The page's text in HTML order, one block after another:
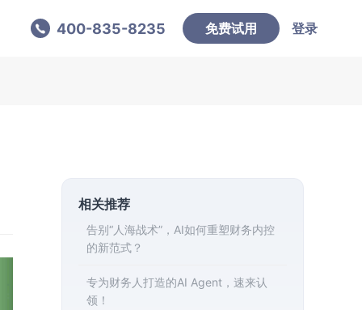
400-835-8235 免费试用 登录
相关推荐
告别“人海战术”，AI如何重塑财务内控
的新范式？
专为财务人打造的AI Agent，速来认
领！